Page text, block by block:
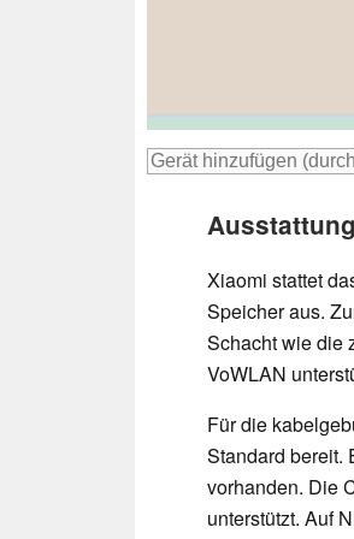
Xiaomi stattet
Speicher aus.
Schacht wie die
VoWLAN
Für die
Standard bereit.
vorhanden. Die
unterstützt. Auf